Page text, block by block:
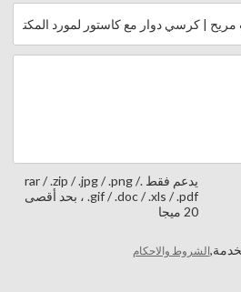
يدعم فقط .rar / .zip / .jpg / .png /
.gif / .doc / .xls / .pdf ، بحد أقصى
20 ميجا
الشروط والاحكام